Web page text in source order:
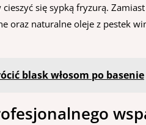
cieszyć się sypką fryzurą.
oraz naturalne oleje z pestek
blask włosom po basenie